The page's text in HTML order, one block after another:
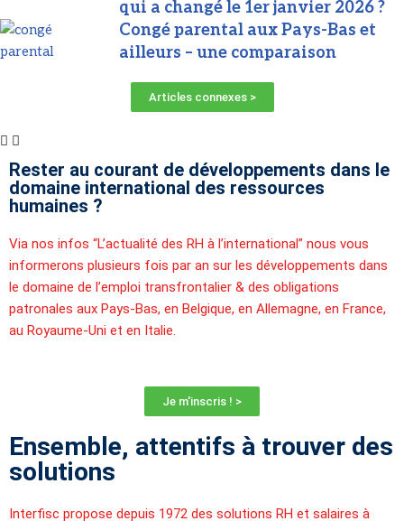
qui a changé le 1er janvier 2026 ?
Congé parental aux Pays-Bas et
ailleurs – une comparaison
Articles connexes >
Rester au courant de développements dans le
domaine international des ressources
humaines ?
Via nos infos “L’actualité des RH à l’international” nous vous
informerons plusieurs fois par an sur les développements dans
le domaine de l’emploi transfrontalier & des obligations
patronales aux Pays-Bas, en Belgique, en Allemagne, en France,
au Royaume-Uni et en Italie.
Je m'inscris ! >
Ensemble, attentifs à trouver des
solutions
Interfisc propose depuis 1972 des solutions RH et salaires à